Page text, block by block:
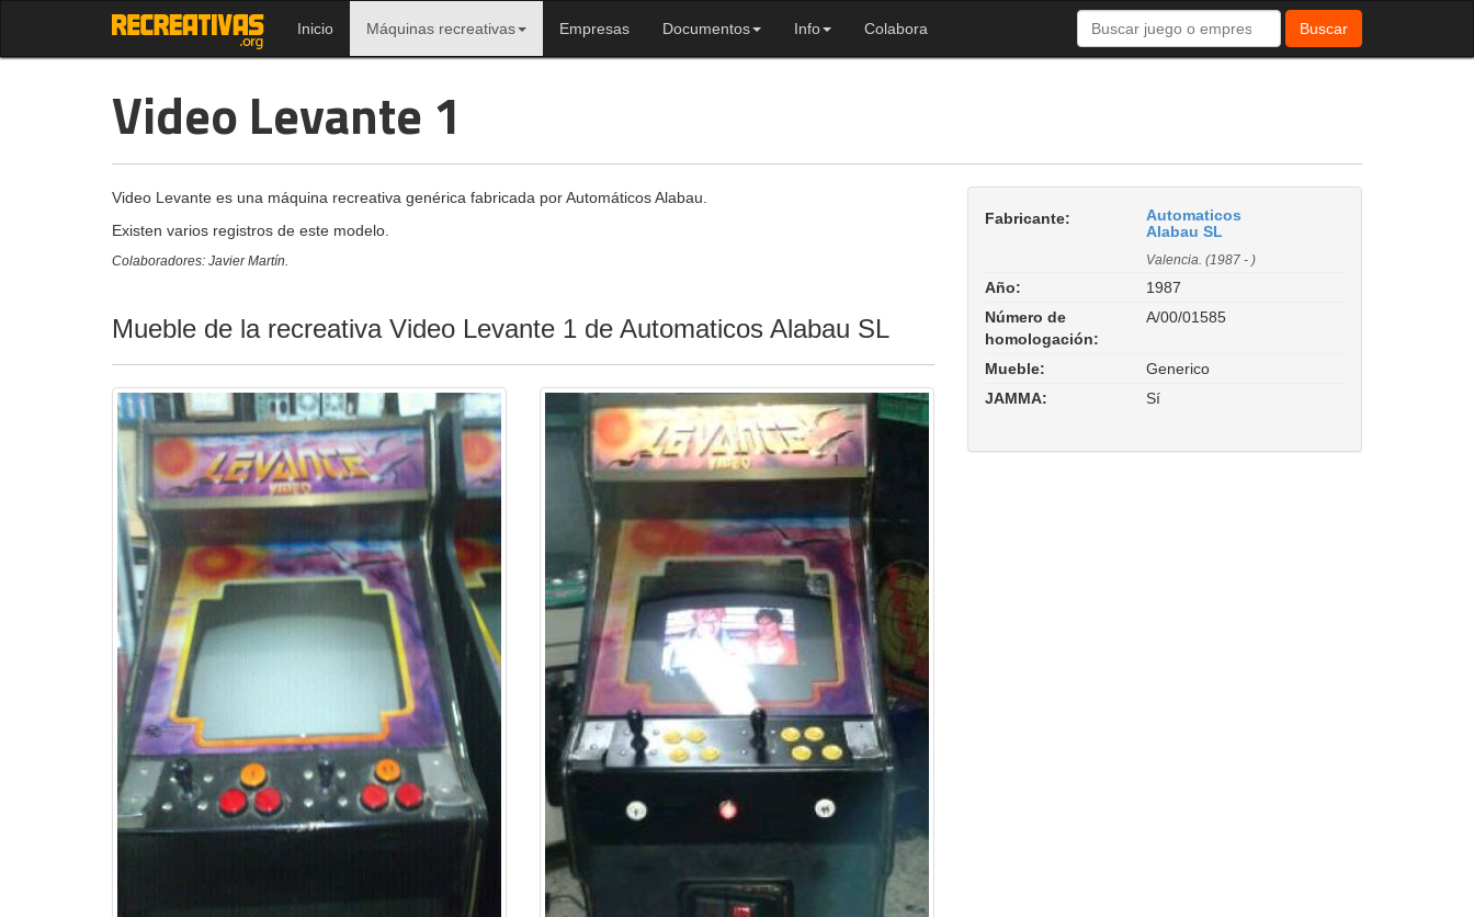
Inicio Máquinas recreativas Empresas Documentos Info Colabora Buscar
Video Levante 1
Video Levante es una máquina recreativa genérica fabricada por Automáticos Alabau.
Existen varios registros de este modelo.
Colaboradores: Javier Martín.
Mueble de la recreativa Video Levante 1 de Automaticos Alabau SL
Fabricante:
Automaticos
Alabau SL
Valencia. (1987 - )
Año:
1987
Número de
homologación:
A/00/01585
Mueble:
Generico
JAMMA:
Sí